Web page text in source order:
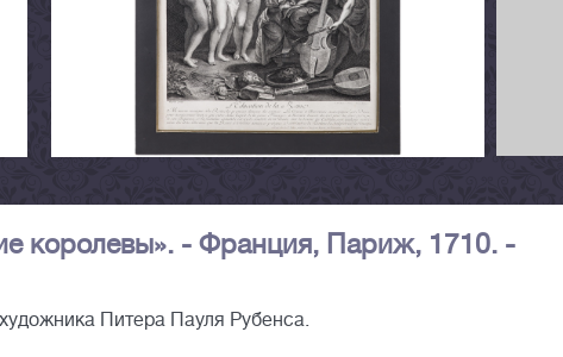
королевы». - Франция, Париж, 1710. -
Питера Пауля Рубенса.